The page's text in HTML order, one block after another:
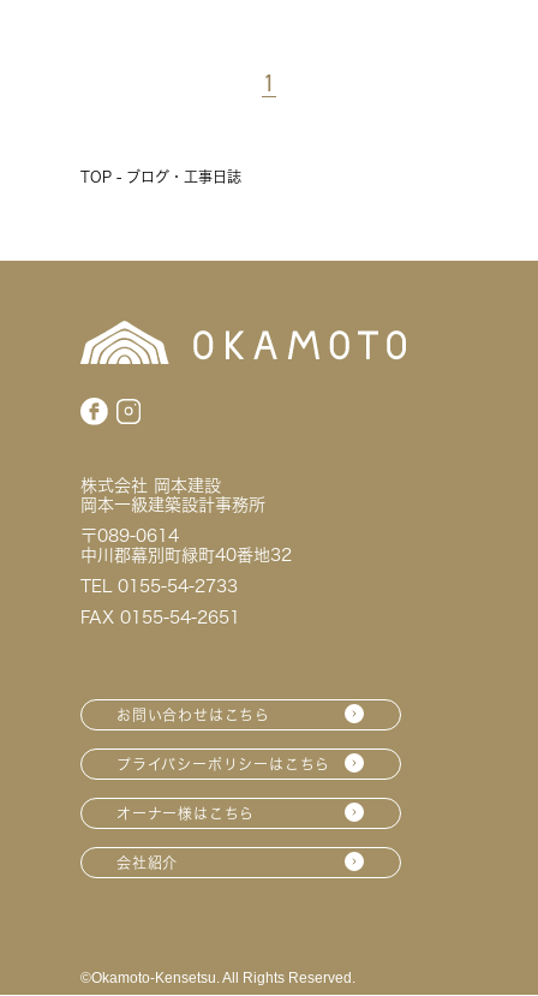
1
TOP - ブログ・工事日誌
株式会社 岡本建設
岡本一級建築設計事務所
〒089-0614
中川郡幕別町緑町40番地32
TEL 0155-54-2733
FAX 0155-54-2651
お問い合わせはこちら
プライバシーポリシーはこちら
オーナー様はこちら
会社紹介
©︎Okamoto-Kensetsu. All Rights Reserved.